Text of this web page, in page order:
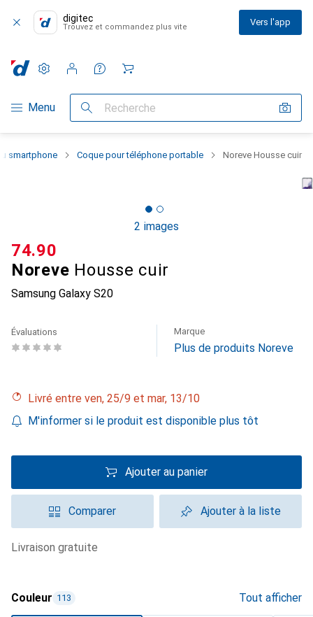
digitec
Trouvez et commandez plus vite Vers l'app
Navigation par catégorie
Menu Recherche
Paramètres
Compte client
Listes de comparaison
Listes d'envies
Panier
smartphone Coque pour téléphone portable Noreve Housse cuir
2 images
Noreve Housse cuir
Samsung Galaxy S20
CHF
74.90
Évaluations Marque
Plus de produits Noreve
Livré entre ven, 25/9 et mar, 13/10
M'informer si le produit est disponible plus tôt
Ajouter au panier
Comparer Ajouter à la liste
livraison gratuite
Couleur 113 Tout afficher